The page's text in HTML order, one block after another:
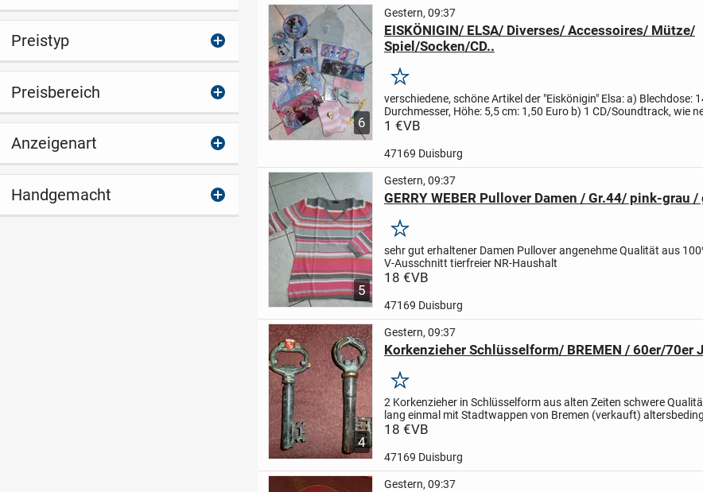
6
Gestern, 09:37
EISKÖNIGIN/ ELSA/ Diverses/ Accessoires/ Mütze/
Spiel/Socken/CD..
Merken
verschiedene, schöne Artikel der "Eiskönigin" Elsa:a) Blechdose:
Durchmesser, Höhe: 5,5 cm: 1,50 Euro b) 1 CD/Soundtrack, wie
Schreibmäppchen mit aufklappbaren Fächern...
1 €VB
47169 Duisburg
5
Gestern, 09:37
GERRY WEBER Pullover Damen / Gr.44/ pink-grau
Merken
sehr gut erhaltener Damen Pulloverangenehme Qualität aus
V-Ausschnitt tierfreier NR-Haushalt
18 €VB
47169 Duisburg
4
Gestern, 09:37
Korkenzieher Schlüsselform/ BREMEN / 60er/70er
Merken
2 Korkenzieher in Schlüsselform aus alten Zeiten schwere
lang einmal mit Stadtwappen von Bremen (verkauft)
Gebrauchsspuren am Gewinde
18 €VB
47169 Duisburg
Gestern, 09:37
Preistyp
Preisbereich
Anzeigenart
Handgemacht